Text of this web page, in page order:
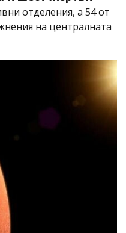
отделения, а 54 от
на централната